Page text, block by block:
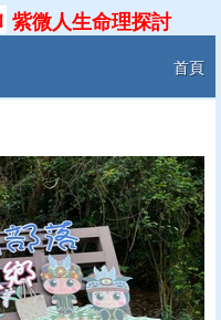
紫微人生命理探討
首頁